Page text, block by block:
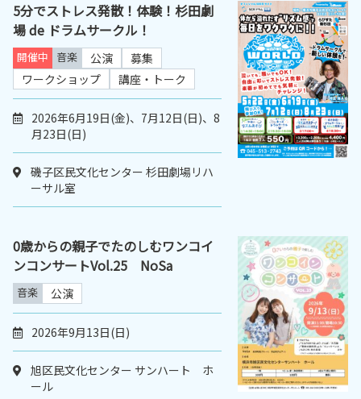
5分でストレス発散！体験！杉田劇
場 de ドラムサークル！
開催中 音楽 公演
募集
ワークショップ
講座・トーク
2026年6月19日(金)、7月12日(日)、8
月23日(日)
磯子区民文化センター 杉田劇場リハ
ーサル室
0歳からの親子でたのしむワンコイ
ンコンサートVol.25 NoSa
音楽 公演
2026年9月13日(日)
旭区民文化センター サンハート ホ
ール